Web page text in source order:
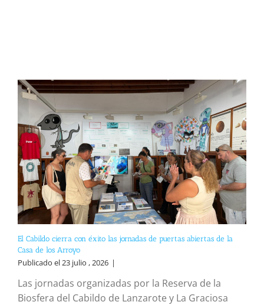
El Cabildo cierra con éxito las jornadas de puertas abiertas de la
Casa de los Arroyo
Publicado el 23 julio , 2026 |
Las jornadas organizadas por la Reserva de la
Biosfera del Cabildo de Lanzarote y La Graciosa